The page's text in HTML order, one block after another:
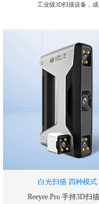
工业级3D扫描设备，
白光扫描 四种模式
Reeyee Pro 手持3D扫